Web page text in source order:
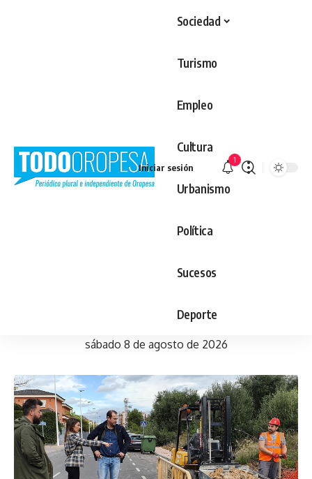
Sociedad
Turismo
Empleo
Cultura
Urbanismo
Política
Sucesos
Deporte
Iniciar sesión
1
sábado 8 de agosto de 2026